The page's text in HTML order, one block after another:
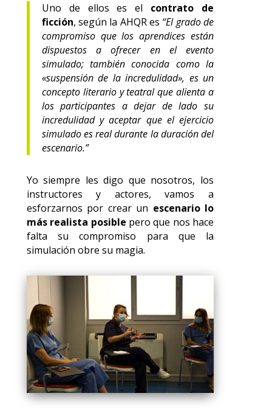
Uno de ellos es el contrato de
ficción, según la AHQR es “El grado de
compromiso que los aprendices están
dispuestos a ofrecer en el evento
simulado; también conocida como la
«suspensión de la incredulidad», es un
concepto literario y teatral que alienta a
los participantes a dejar de lado su
incredulidad y aceptar que el ejercicio
simulado es real durante la duración del
escenario.”
Yo siempre les digo que nosotros, los
instructores y actores, vamos a
esforzarnos por crear un escenario lo
más realista posible pero que nos hace
falta su compromiso para que la
simulación obre su magia.